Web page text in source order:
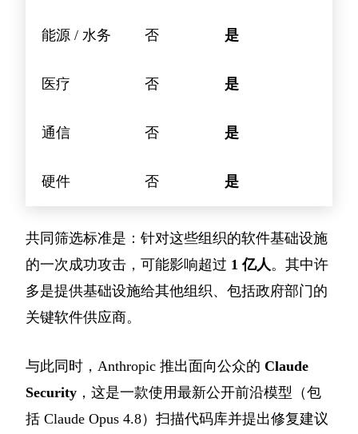
能源 / 水务 否 是
医疗 否 是
通信 否 是
硬件 否 是
共同筛选标准是：针对这些组织的软件基础设施
的一次成功攻击，可能影响超过 1 亿人 。其中许
多是提供基础设施给其他组织、包括政府部门的
关键软件供应商。
与此同时，Anthropic 推出面向公众的 Claude
Security ，这是一款使用最新公开前沿模型（包
括 Claude Opus 4.8）扫描代码库并提出修复建议